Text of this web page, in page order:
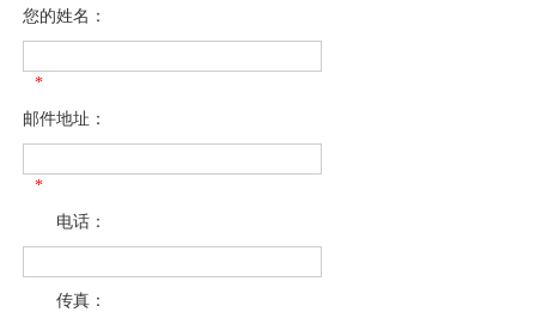
您的姓名：
*
邮件地址：
*
电话：
传真：